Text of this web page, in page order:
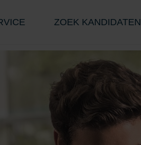
ZOEK KANDIDATEN